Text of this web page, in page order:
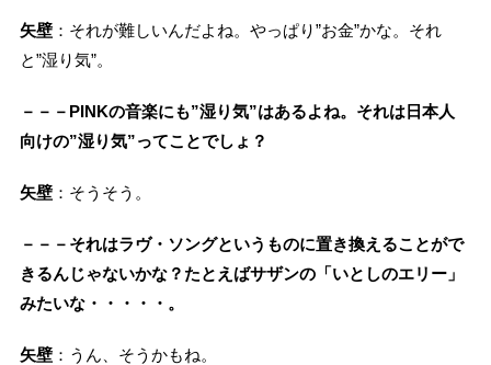
矢壁 ：それが難しいんだよね。やっぱり”お金”かな。それ
と”湿り気”。
－－－PINKの音楽にも”湿り気”はあるよね。それは日本人
向けの”湿り気”ってことでしょ？
矢壁 ：そうそう。
－－－それはラヴ・ソングというものに置き換えることがで
きるんじゃないかな？たとえばサザンの「いとしのエリー」
みたいな・・・・・。
矢壁 ：うん、そうかもね。